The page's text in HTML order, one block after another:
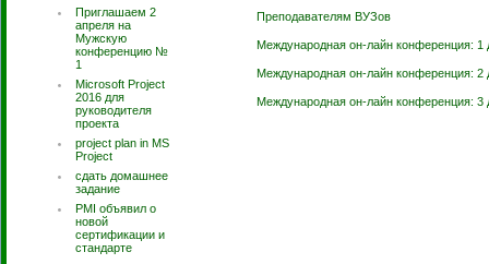
Приглашаем 2
апреля на
Мужскую
конференцию №
1
Microsoft Project
2016 для
руководителя
проекта
project plan in MS
Project
сдать домашнее
задание
PMI объявил о
новой
сертификации и
стандарте
Преподавателям ВУЗов
Международная он-лайн конференция: 1
Международная он-лайн конференция: 2
Международная он-лайн конференция: 3